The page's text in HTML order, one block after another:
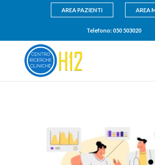
AREA PAZIENTI AREA
Telefono:050 503020